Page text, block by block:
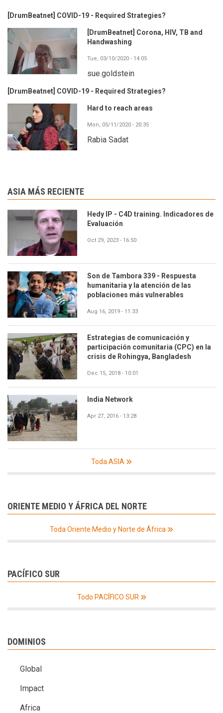
[DrumBeatnet] COVID-19 - Required Strategies?
[DrumBeatnet] Corona, HIV, TB and
Handwashing
Tue, 03/10/2020 - 14:05
sue.goldstein
[DrumBeatnet] COVID-19 - Required Strategies?
Hard to reach areas
Mon, 05/11/2020 - 20:35
Rabia Sadat
ASIA MÁS RECIENTE
Hedy IP - C4D training. Indicadores de
Evaluación
Oct 29, 2023 - 16:50
Son de Tambora 339 - Respuesta
humanitaria y la atención de las
poblaciones más vulnerables
Aug 16, 2019 - 11:33
Estrategias de comunicación y
participación comunitaria (CPC) en la
crisis de Rohingya, Bangladesh
Dec 15, 2018 - 10:01
India Network
Apr 27, 2016 - 13:28
Toda ASIA
ORIENTE MEDIO Y ÁFRICA DEL NORTE
Toda Oriente Medio y Norte de África
PACÍFICO SUR
Todo PACÍFICO SUR
DOMINIOS
Global
Impact
Africa